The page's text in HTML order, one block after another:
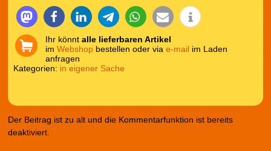
Ihr könnt alle lieferbaren Artikel
im Webshop bestellen oder via e-mail im Laden
anfragen
Kategorien: in eigener Sache
Der Beitrag ist zu alt und die Kommentarfunktion ist bereits
deaktiviert.